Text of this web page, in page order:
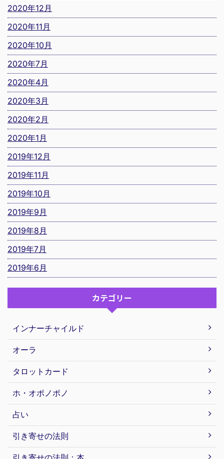
2020年12月
2020年11月
2020年10月
2020年7月
2020年4月
2020年3月
2020年2月
2020年1月
2019年12月
2019年11月
2019年10月
2019年9月
2019年8月
2019年7月
2019年6月
カテゴリー
インナーチャイルド
オーラ
タロットカード
ホ・オポノポノ
占い
引き寄せの法則